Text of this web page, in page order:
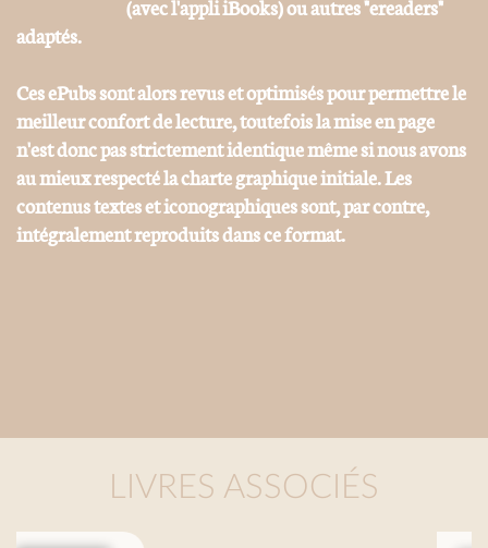
(avec l'appli iBooks) ou autres "ereaders"
adaptés.
Ces ePubs sont alors revus et optimisés pour permettre le
meilleur confort de lecture, toutefois la mise en page
n'est donc pas strictement identique même si nous avons
au mieux respecté la charte graphique initiale. Les
contenus textes et iconographiques sont, par contre,
intégralement reproduits dans ce format.
LIVRES ASSOCIÉS